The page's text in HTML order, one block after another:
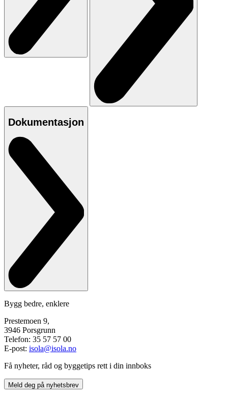
Dokumentasjon
Bygg bedre, enklere
Prestemoen 9,
3946 Porsgrunn
Telefon: 35 57 57 00
E-post: isola@isola.no
Få nyheter, råd og byggetips rett i din innboks
Meld deg på nyhetsbrev